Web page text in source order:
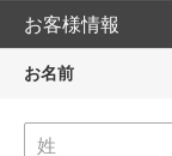
お客様情報
お名前